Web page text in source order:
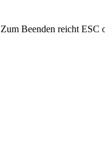
Beenden reicht